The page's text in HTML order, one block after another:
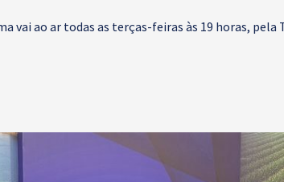
vai ao ar todas as terças-feiras às 19 horas, pela